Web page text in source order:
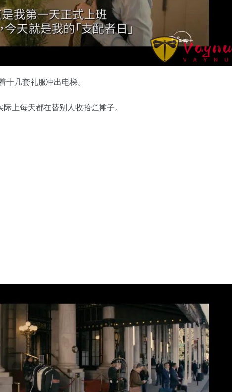
十几套礼服冲出电梯。
上每天都在替别人收拾烂摊子。